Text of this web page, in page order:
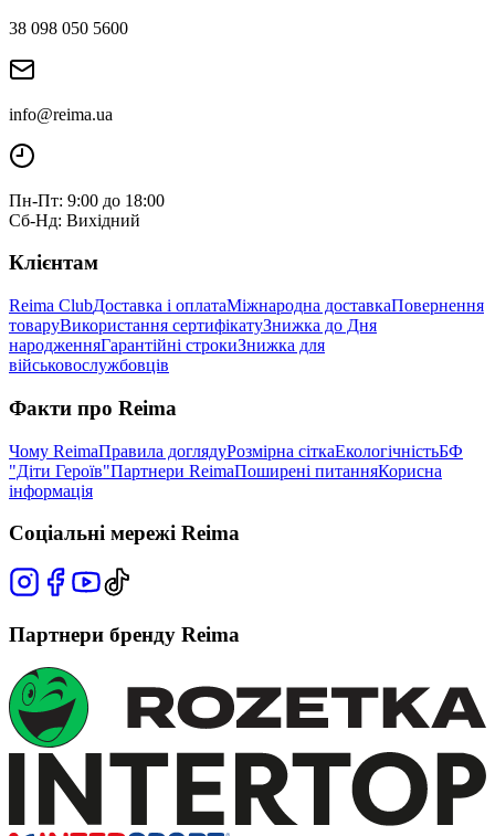
38 098 050 5600
info@reima.ua
Пн-Пт: 9:00 до 18:00
Сб-Нд: Вихідний
Клієнтам
Reima ClubДоставка і оплатаМіжнародна доставкаПовернення
товаруВикористання сертифікатуЗнижка до Дня
народженняГарантійні строкиЗнижка для
військовослужбовців
Факти про Reima
Чому ReimaПравила доглядуРозмірна сіткаЕкологічністьБФ
"Діти Героїв"Партнери ReimaПоширені питанняКорисна
інформація
Соціальні мережі Reima
Партнери бренду Reima